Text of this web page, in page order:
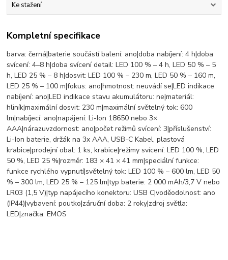
Ke stažení
Kompletní specifikace
barva: černá|baterie součástí balení: ano|doba nabíjení: 4 h|doba
svícení: 4–8 h|doba svícení detail: LED 100 % – 4 h, LED 50 % – 5
h, LED 25 % – 8 h|dosvit: LED 100 % – 230 m, LED 50 % – 160 m,
LED 25 % – 100 m|fokus: ano|hmotnost: neuvádí se|LED indikace
nabíjení: ano|LED indikace stavu akumulátoru: ne|materiál:
hliník|maximální dosvit: 230 m|maximální světelný tok: 600
lm|nabíjecí: ano|napájení: Li-Ion 18650 nebo 3×
AAA|nárazuvzdornost: ano|počet režimů svícení: 3|příslušenství:
Li-Ion baterie, držák na 3x AAA, USB-C Kabel, plastová
krabice|prodejní obal: 1 ks, krabice|režimy svícení: LED 100 %, LED
50 %, LED 25 %|rozměr: 183 × 41 × 41 mm|speciální funkce:
funkce rychlého vypnutí|světelný tok: LED 100 % – 600 lm, LED 50
% – 300 lm, LED 25 % – 125 lm|typ baterie: 2 000 mAh/3,7 V nebo
LR03 (1,5 V)|typ napájecího konektoru: USB C|voděodolnost: ano
(IP44)|vybavení: poutko|záruční doba: 2 roky|zdroj světla:
LED|značka: EMOS